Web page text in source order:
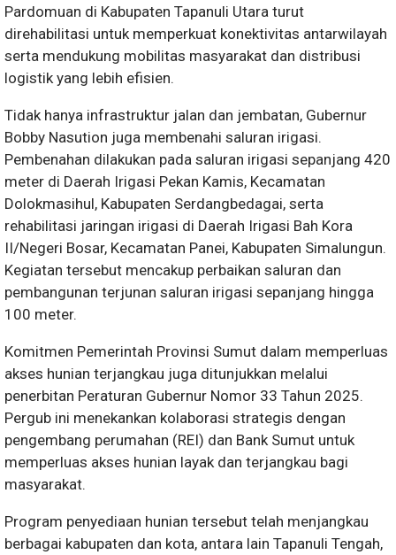
Pardomuan di Kabupaten Tapanuli Utara turut
direhabilitasi untuk memperkuat konektivitas antarwilayah
serta mendukung mobilitas masyarakat dan distribusi
logistik yang lebih efisien.
Tidak hanya infrastruktur jalan dan jembatan, Gubernur
Bobby Nasution juga membenahi saluran irigasi.
Pembenahan dilakukan pada saluran irigasi sepanjang 420
meter di Daerah Irigasi Pekan Kamis, Kecamatan
Dolokmasihul, Kabupaten Serdangbedagai, serta
rehabilitasi jaringan irigasi di Daerah Irigasi Bah Kora
II/Negeri Bosar, Kecamatan Panei, Kabupaten Simalungun.
Kegiatan tersebut mencakup perbaikan saluran dan
pembangunan terjunan saluran irigasi sepanjang hingga
100 meter.
Komitmen Pemerintah Provinsi Sumut dalam memperluas
akses hunian terjangkau juga ditunjukkan melalui
penerbitan Peraturan Gubernur Nomor 33 Tahun 2025.
Pergub ini menekankan kolaborasi strategis dengan
pengembang perumahan (REI) dan Bank Sumut untuk
memperluas akses hunian layak dan terjangkau bagi
masyarakat.
Program penyediaan hunian tersebut telah menjangkau
berbagai kabupaten dan kota, antara lain Tapanuli Tengah,